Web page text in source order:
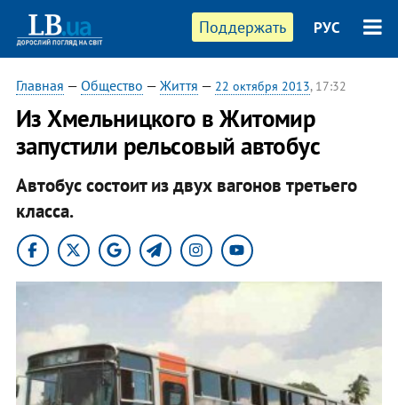
Поддержать РУС
Главная — Общество — Життя — 22 октября 2013, 17:32
Из Хмельницкого в Житомир
запустили рельсовый автобус
Автобус состоит из двух вагонов третьего
класса.